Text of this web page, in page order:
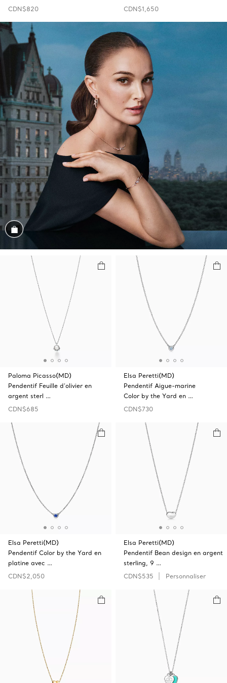
CDN$820
CDN$1,650
Magasiner cet assortiment
Paloma Picasso(MD)
Pendentif Feuille d’olivier en
argent sterl …
CDN$685
Elsa Peretti(MD)
Pendentif Aigue-marine
Color by the Yard en …
CDN$730
Elsa Peretti(MD)
Pendentif Color by the Yard en
platine avec …
CDN$2,050
Elsa Peretti(MD)
Pendentif Bean design en argent
sterling, 9 …
CDN$535
Personnaliser